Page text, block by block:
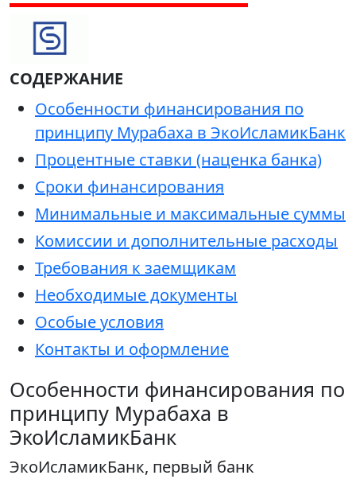
СОДЕРЖАНИЕ
Особенности финансирования по
принципу Мурабаха в ЭкоИсламикБанк
Процентные ставки (наценка банка)
Сроки финансирования
Минимальные и максимальные суммы
Комиссии и дополнительные расходы
Требования к заемщикам
Необходимые документы
Особые условия
Контакты и оформление
Особенности финансирования по
принципу Мурабаха в
ЭкоИсламикБанк
ЭкоИсламикБанк, первый банк